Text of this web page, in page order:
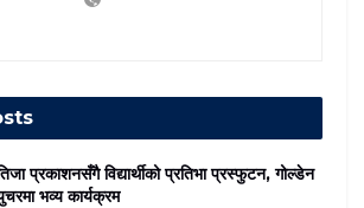
प्रकाशनसँगै विद्यार्थीको प्रतिभा प्रस्फुटन, गोल्डेन
भव्य कार्यक्रम